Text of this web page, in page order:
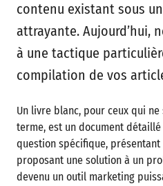
contenu existant sous
attrayante. Aujourd’hui,
à une tactique
compilation de vos
Un livre blanc, pour ceux qui
terme, est un document
question spécifique,
proposant une solution à un
devenu un outil marketing